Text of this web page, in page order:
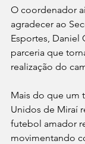
O coordenador
agradecer ao
Esportes, Daniel
parceria que
realização do
Mais do que um
Unidos de Miraí
futebol amador
movimentando